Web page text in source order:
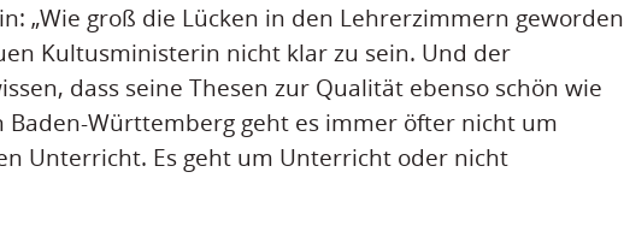
„Wie groß die Lücken in den Lehrerzimmern geworden
Kultusministerin nicht klar zu sein. Und der
dass seine Thesen zur Qualität ebenso schön wie
Baden-Württemberg geht es immer öfter nicht um
Unterricht. Es geht um Unterricht oder nicht